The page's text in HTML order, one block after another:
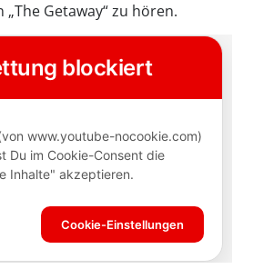
Getaway“ zu hören.